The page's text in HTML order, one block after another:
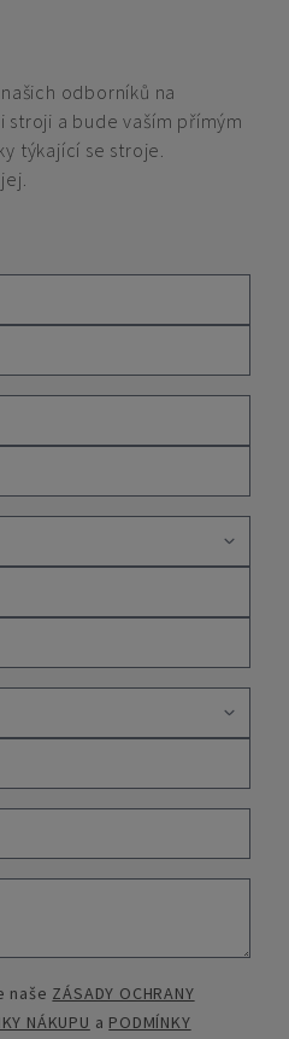
odborníků na
a bude vaším přímým
týkající se stroje.
naše ZÁSADY OCHRANY
NÁKUPU a PODMÍNKY